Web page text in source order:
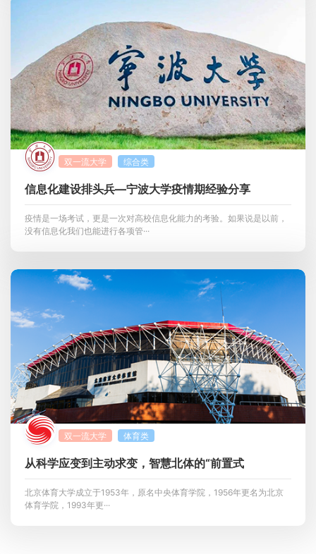
双一流大学 综合类
信息化建设排头兵—宁波大学疫情期经验分享
疫情是一场考试，更是一次对高校信息化能力的考验。如果说是以前，
没有信息化我们也能进行各项管···
双一流大学 体育类
从科学应变到主动求变，智慧北体的“前置式
北京体育大学成立于1953年，原名中央体育学院，1956年更名为北京
体育学院，1993年更···